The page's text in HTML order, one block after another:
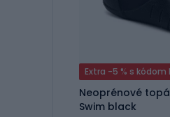
Extra -5 % s kódom
Neoprénové
Swim black